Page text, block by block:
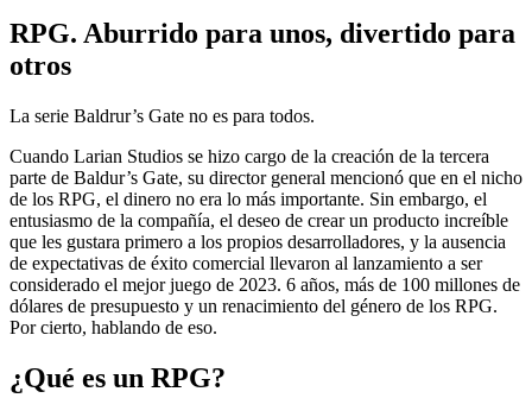
RPG. Aburrido para unos, divertido para
otros
La serie Baldrur’s Gate no es para todos.
Cuando Larian Studios se hizo cargo de la creación de la tercera
parte de Baldur’s Gate, su director general mencionó que en el nicho
de los RPG, el dinero no era lo más importante. Sin embargo, el
entusiasmo de la compañía, el deseo de crear un producto increíble
que les gustara primero a los propios desarrolladores, y la ausencia
de expectativas de éxito comercial llevaron al lanzamiento a ser
considerado el mejor juego de 2023. 6 años, más de 100 millones de
dólares de presupuesto y un renacimiento del género de los RPG.
Por cierto, hablando de eso.
¿Qué es un RPG?